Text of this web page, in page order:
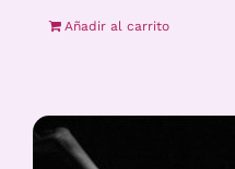
Añadir al carrito